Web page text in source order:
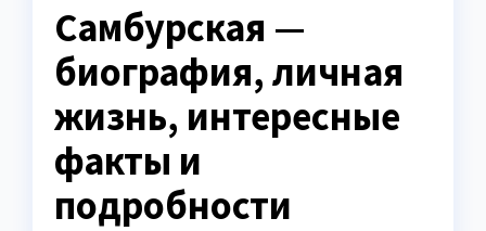
Самбурская —
биография, личная
жизнь, интересные
факты и
подробности